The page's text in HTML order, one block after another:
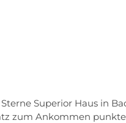
Superior Haus in
zum Ankommen